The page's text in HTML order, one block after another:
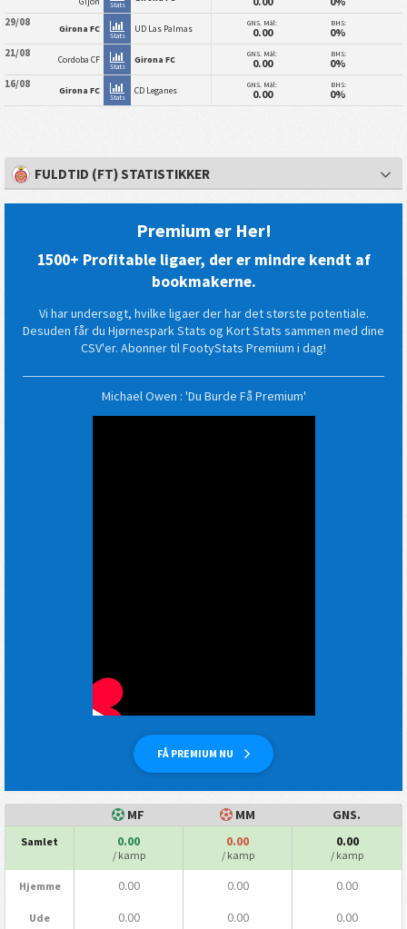
Stats
29/08 Girona FC
Stats
UD Las Palmas GNS. Mål:
0.00
BHS:
0%
21/08 Cordoba CF
Stats
Girona FC GNS. Mål:
0.00
BHS:
0%
16/08 Girona FC
Stats
CD Leganes GNS. Mål:
0.00
BHS:
0%
FULDTID (FT) STATISTIKKER
Premium er Her!
1500+ Profitable ligaer, der er mindre kendt af
bookmakerne.
Vi har undersøgt, hvilke ligaer der har det største potentiale.
Desuden får du Hjørnespark Stats og Kort Stats sammen med dine
CSV'er. Abonner til FootyStats Premium i dag!
FÅ PREMIUM NU
Michael Owen : 'Du Burde Få Premium'
MF MM GNS.
Samlet 0.00
/ kamp
0.00
/ kamp
0.00
/ kamp
Hjemme 0.00 0.00 0.00
Ude 0.00 0.00 0.00